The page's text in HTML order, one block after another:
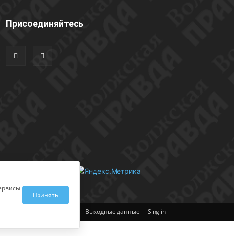
Присоединяйтесь
Выходные данные Sing in
Принять